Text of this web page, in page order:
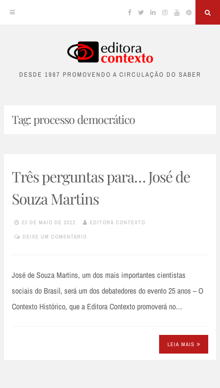
content
Facebook
TwitterLinkedinInstagram
YouTubePinterest
DESDE 1987 PROMOVENDO A CIRCULAÇÃO DO SABER
Tag:processo democrático
Três perguntas para… José de
Souza Martins
23 DE MAIO DE 2012 EDITORA CONTEXTO
DEIXE UM COMENTÁRIO
José de Souza Martins, um dos mais importantes cientistas
sociais do Brasil, será um dos debatedores do evento 25 anos – O
Contexto Histórico, que a Editora Contexto promoverá no…
LEIA MAIS